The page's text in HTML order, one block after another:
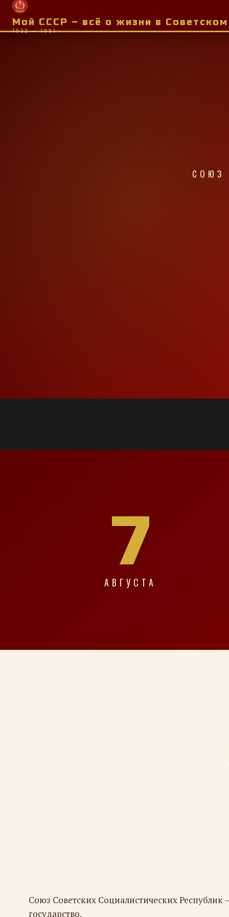
Мой СССР – всё о жизни в
1922 — 1991
СОЮЗ
7
АВГУСТА
Союз Советских Социалистических Республик
государство.